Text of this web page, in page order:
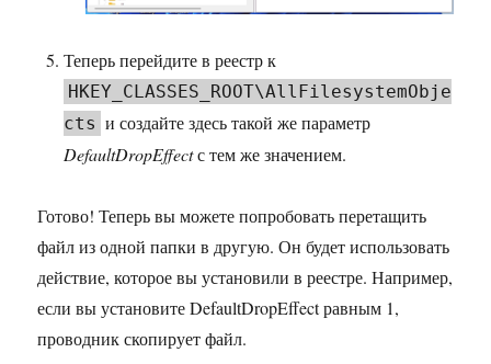
Теперь перейдите в реестр к
HKEY_CLASSES_ROOT\AllFilesystemObje
cts и создайте здесь такой же параметр
DefaultDropEffectс тем же значением.
Готово! Теперь вы можете попробовать перетащить
файл из одной папки в другую. Он будет использовать
действие, которое вы установили в реестре. Например,
если вы установите DefaultDropEffect равным 1,
проводник скопирует файл.